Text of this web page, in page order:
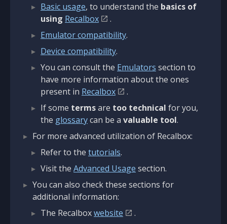
Basic usage, to understand the basics of
using Recalbox
.
Emulator compatibility.
Device compatibility.
You can consult the Emulators section to
have more information about the ones
present in Recalbox
.
If some termsare too technical for you,
the glossarycan be a valuable tool.
For more advanced utilization of Recalbox:
Refer to the tutorials.
Visit the Advanced Usage section.
You can also check these sections for
additional information:
The Recalboxwebsite
.